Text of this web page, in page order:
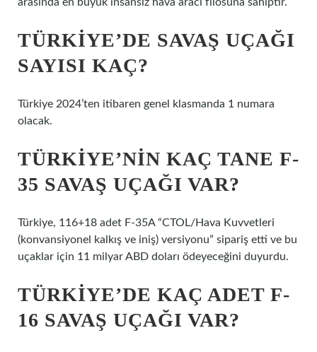
TÜRKIYE’DE SAVAŞ UÇAĞI
SAYISI KAÇ?
Türkiye 2024’ten itibaren genel klasmanda 1 numara
olacak.
TÜRKIYE’NIN KAÇ TANE F-
35 SAVAŞ UÇAĞI VAR?
Türkiye, 116+18 adet F-35A “CTOL/Hava Kuvvetleri
(konvansiyonel kalkış ve iniş) versiyonu” sipariş etti ve bu
uçaklar için 11 milyar ABD doları ödeyeceğini duyurdu.
TÜRKIYE’DE KAÇ ADET F-
16 SAVAŞ UÇAĞI VAR?